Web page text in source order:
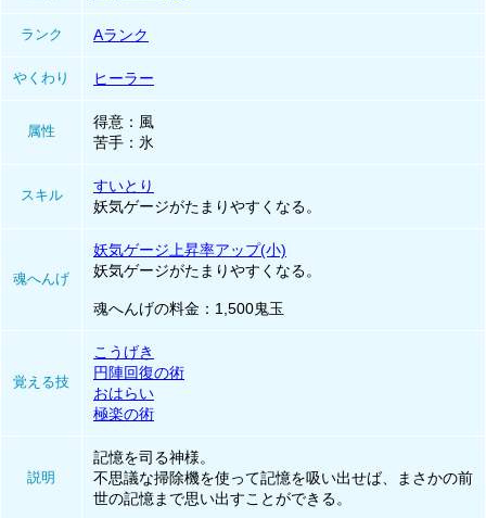
ランク Aランク
やくわり ヒーラー
属性
得意：風
苦手：氷
スキル
すいとり
妖気ゲージがたまりやすくなる。
魂へんげ
妖気ゲージ上昇率アップ(小)
妖気ゲージがたまりやすくなる。
魂へんげの料金：1,500鬼玉
覚える技
こうげき
円陣回復の術
おはらい
極楽の術
説明
記憶を司る神様。
不思議な掃除機を使って記憶を吸い出せば、まさかの前
世の記憶まで思い出すことができる。